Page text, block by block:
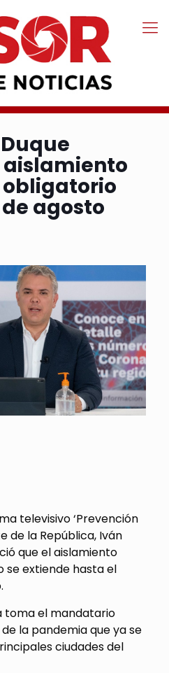
agosto
televisivo ‘Prevención
de la República, Iván
que el aislamiento
extiende hasta el
toma el mandatario
la pandemia que ya se
ciudades del